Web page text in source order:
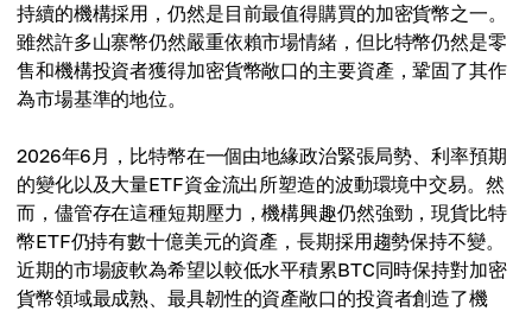
持續的機構採用，仍然是目前最值得購買的加密貨幣之一。
雖然許多山寨幣仍然嚴重依賴市場情緒，但比特幣仍然是零
售和機構投資者獲得加密貨幣敞口的主要資產，鞏固了其作
為市場基準的地位。
2026年6月，比特幣在一個由地緣政治緊張局勢、利率預期
的變化以及大量ETF資金流出所塑造的波動環境中交易。然
而，儘管存在這種短期壓力，機構興趣仍然強勁，現貨比特
幣ETF仍持有數十億美元的資產，長期採用趨勢保持不變。
近期的市場疲軟為希望以較低水平積累BTC同時保持對加密
貨幣領域最成熟、最具韌性的資產敞口的投資者創造了機